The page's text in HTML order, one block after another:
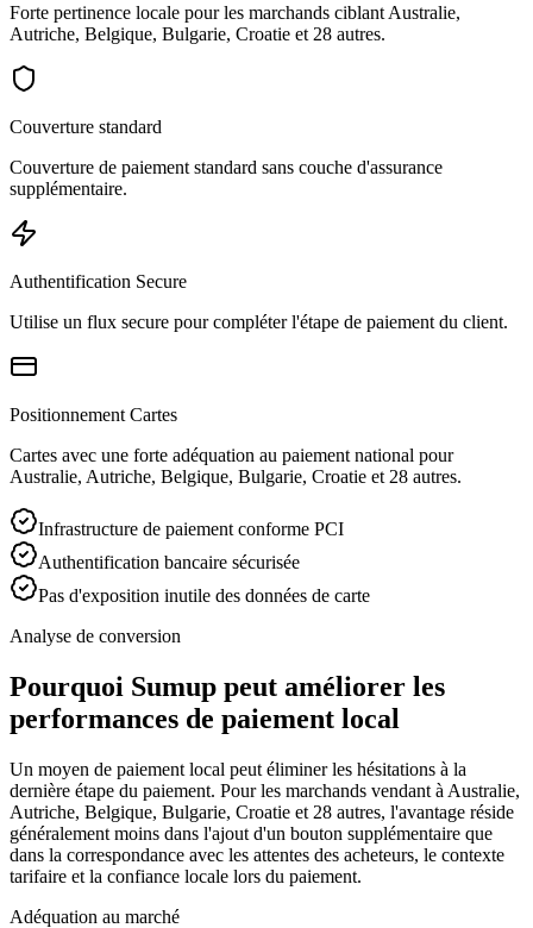
Forte pertinence locale pour les marchands ciblant Australie,
Autriche, Belgique, Bulgarie, Croatie et 28 autres.
Couverture standard
Couverture de paiement standard sans couche d'assurance
supplémentaire.
Authentification Secure
Utilise un flux secure pour compléter l'étape de paiement du client.
Positionnement Cartes
Cartes avec une forte adéquation au paiement national pour
Australie, Autriche, Belgique, Bulgarie, Croatie et 28 autres.
Infrastructure de paiement conforme PCI
Authentification bancaire sécurisée
Pas d'exposition inutile des données de carte
Analyse de conversion
Pourquoi Sumup peut améliorer les
performances de paiement local
Un moyen de paiement local peut éliminer les hésitations à la
dernière étape du paiement. Pour les marchands vendant à Australie,
Autriche, Belgique, Bulgarie, Croatie et 28 autres, l'avantage réside
généralement moins dans l'ajout d'un bouton supplémentaire que
dans la correspondance avec les attentes des acheteurs, le contexte
tarifaire et la confiance locale lors du paiement.
Adéquation au marché